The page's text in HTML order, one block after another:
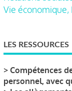
Vie économique,
LES RESSOURCES
> Compétences
personnel, avec